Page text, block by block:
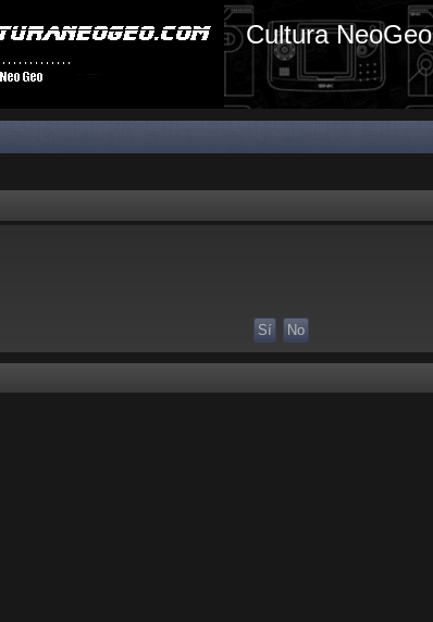
Cultura NeoGeo